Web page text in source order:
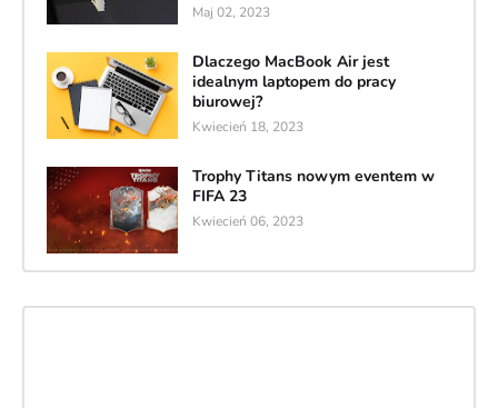
Maj 02, 2023
Dlaczego MacBook Air jest
idealnym laptopem do pracy
biurowej?
Kwiecień 18, 2023
Trophy Titans nowym eventem w
FIFA 23
Kwiecień 06, 2023